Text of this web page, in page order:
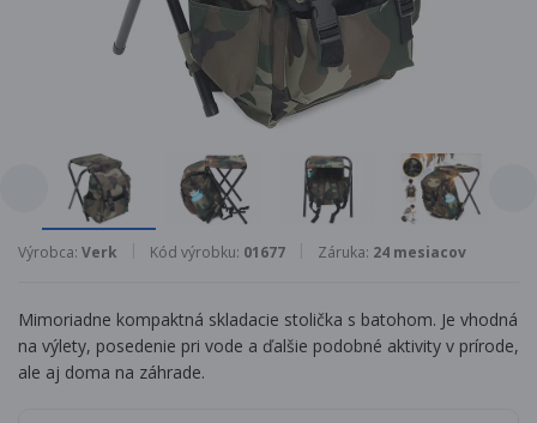
Výrobca: Verk Kód výrobku: 01677 Záruka: 24 mesiacov
Mimoriadne kompaktná skladacie stolička s batohom. Je vhodná
na výlety, posedenie pri vode a ďalšie podobné aktivity v prírode,
ale aj doma na záhrade.